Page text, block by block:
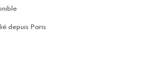
depuis Paris